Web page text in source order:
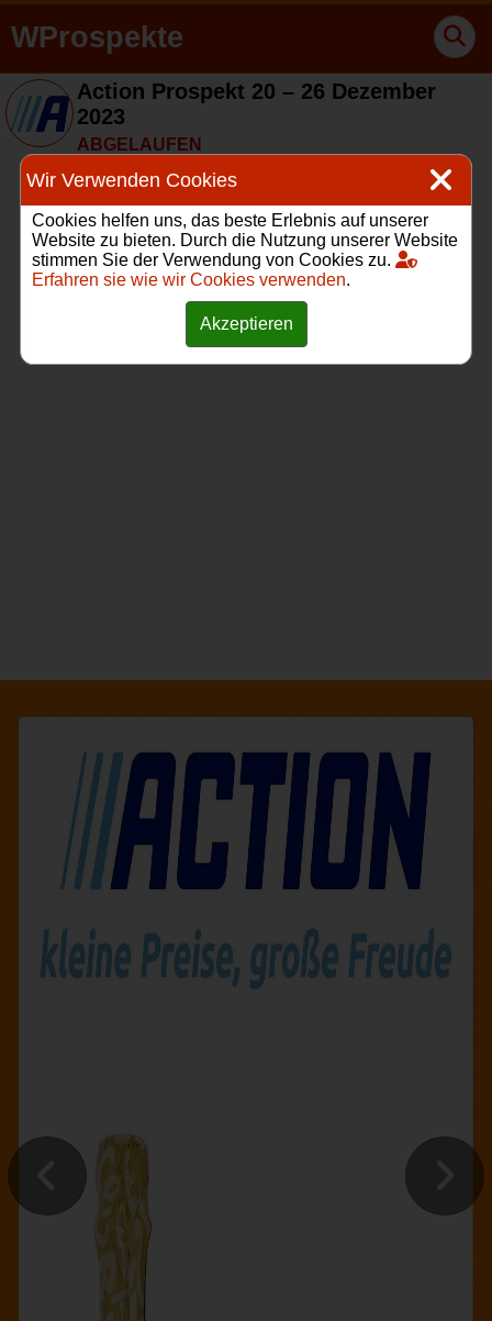
WProspekte
Action Prospekt 20 – 26 Dezember
2023
ABGELAUFEN
Wir Verwenden Cookies
Cookies helfen uns, das beste Erlebnis auf unserer
Website zu bieten. Durch die Nutzung unserer Website
stimmen Sie der Verwendung von Cookies zu.
Erfahren sie wie wir Cookies verwenden.
Akzeptieren